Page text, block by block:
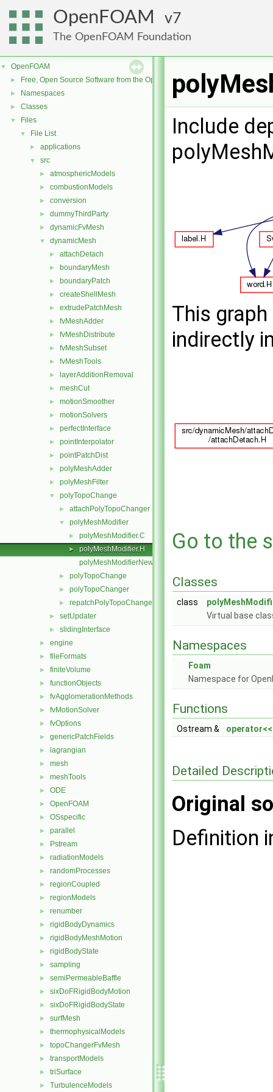
OpenFOAM 7
The OpenFOAM Foundation
▼ OpenFOAM
► Free, Open Source Software from the OpenFOAM Foundation
► Namespaces
► Classes
▼ Files
▼ File List
► applications
▼ src
► atmosphericModels
► combustionModels
► conversion
► dummyThirdParty
► dynamicFvMesh
▼ dynamicMesh
► attachDetach
► boundaryMesh
► boundaryPatch
► createShellMesh
► extrudePatchMesh
► fvMeshAdder
► fvMeshDistribute
► fvMeshSubset
► fvMeshTools
► layerAdditionRemoval
► meshCut
► motionSmoother
► motionSolvers
► perfectInterface
► pointInterpolator
► pointPatchDist
► polyMeshAdder
► polyMeshFilter
▼ polyTopoChange
► attachPolyTopoChanger
▼ polyMeshModifier
► polyMeshModifier.C
►
polyMeshModifier.H
polyMeshModifierNew.C
► polyTopoChange
► polyTopoChanger
► repatchPolyTopoChanger
► setUpdater
► slidingInterface
► engine
► fileFormats
► finiteVolume
► functionObjects
► fvAgglomerationMethods
► fvMotionSolver
► fvOptions
► genericPatchFields
► lagrangian
► mesh
► meshTools
► ODE
► OpenFOAM
► OSspecific
► parallel
► Pstream
► radiationModels
► randomProcesses
► regionCoupled
► regionModels
► renumber
► rigidBodyDynamics
► rigidBodyMeshMotion
► rigidBodyState
► sampling
► semiPermeableBaffle
► sixDoFRigidBodyMotion
► sixDoFRigidBodyState
► surfMesh
► thermophysicalModels
► topoChangerFvMesh
► transportModels
► triSurface
► TurbulenceModels
Include
This
indirectly
Go to the
Classes
class
Virtual base
Namespaces
Foam
Namespace for
Functions
Ostream & operator<<
Detailed
Original
Definition